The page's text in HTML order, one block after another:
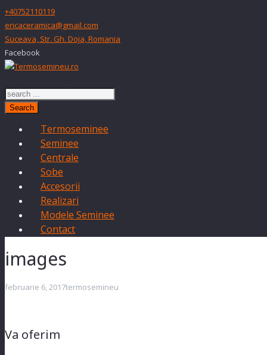
+40752110119
ericaceramica@gmail.com
Suceava, Str. Gh. Doja, Romania
Facebook
Search
Termoseminee
Seminee
Centrale
Sobe
Accesorii
Realizari
Modele Seminee
Contact
images
februarie 6, 2017termosemineu
Va oferim